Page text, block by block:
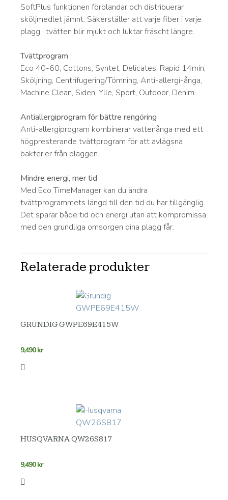
SoftPlus funktionen förblandar och distribuerar
sköljmedlet jämnt. Säkerställer att varje fiber i varje
plagg i tvätten blir mjukt och luktar fräscht längre.
Tvättprogram
Eco 40-60, Cottons, Syntet, Delicates, Rapid 14min,
Sköljning, Centrifugering/Tömning, Anti-allergi-ånga,
Machine Clean, Siden, Ylle, Sport, Outdoor, Denim.
Antiallergiprogram för bättre rengöring
Anti-allergiprogram kombinerar vattenånga med ett
högpresterande tvättprogram för att avlägsna
bakterier från plaggen.
Mindre energi, mer tid
Med Eco TimeManager kan du ändra
tvättprogrammets längd till den tid du har tillgänglig.
Det sparar både tid och energi utan att kompromissa
med den grundliga omsorgen dina plagg får.
Relaterade produkter
GRUNDIG GWPE69E415W
9,490kr
HUSQVARNA QW26S817
9,490kr